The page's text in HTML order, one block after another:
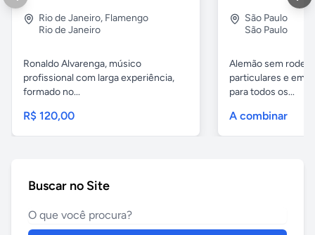
Rio de Janeiro, Flamengo
Rio de Janeiro
Ronaldo Alvarenga, músico
profissional com larga experiência,
formado no...
R$ 120,00
São Paulo
São Paulo
Alemão sem
particulares e em
para todos os...
A combinar
Buscar no Site